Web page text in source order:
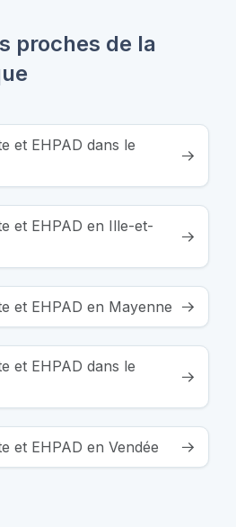
proches de la
et EHPAD dans le
et EHPAD en Ille-et-
et EHPAD en Mayenne
et EHPAD dans le
et EHPAD en Vendée